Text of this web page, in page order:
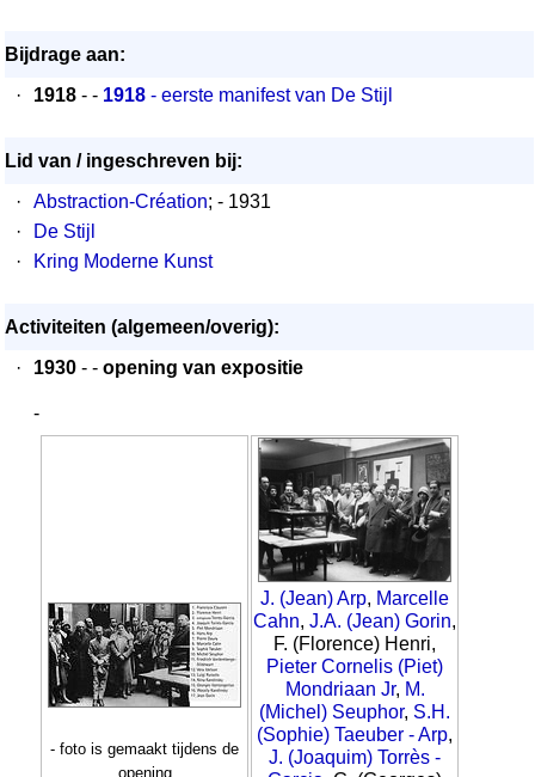
Bijdrage aan:
·
1918 - - 1918 - eerste manifest van De Stijl
Lid van / ingeschreven bij:
·
Abstraction-Création; - 1931
·
De Stijl
·
Kring Moderne Kunst
Activiteiten (algemeen/overig):
·
1930 - - opening van expositie
-
- foto is gemaakt tijdens de
opening
J. (Jean) Arp, Marcelle
Cahn, J.A. (Jean) Gorin,
F. (Florence) Henri,
Pieter Cornelis (Piet)
Mondriaan Jr, M.
(Michel) Seuphor, S.H.
(Sophie) Taeuber - Arp,
J. (Joaquim) Torrès -